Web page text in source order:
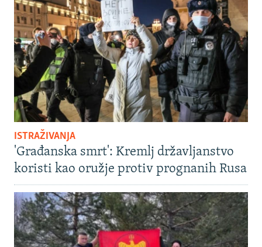
ISTRAŽIVANJA
'Građanska smrt': Kremlj državljanstvo
koristi kao oružje protiv prognanih Rusa